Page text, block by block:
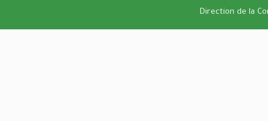
Direction de la